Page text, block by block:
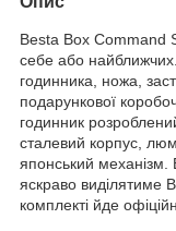
Besta Box Command
себе або найближчих.
годинника, ножа,
подарункової
годинник
сталевий корпус,
японський механізм.
яскраво виділятиме
комплекті йде